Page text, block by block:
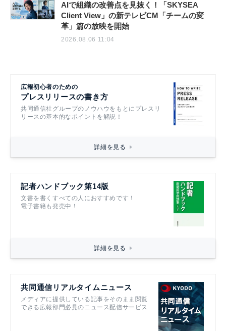
AIで組織の改善点を見抜く！「SKYSEA
Client View」の新テレビCM「チームの変
革」篇の放映を開始
2026.08.06 11:04
広報初心者のための
プレスリリースの書き方
共同通信社グループのノウハウをもとにプレスリ
リースの基本的なポイントを解説！
詳細を見る
記者ハンドブック第14版
文書を書くすべての人におすすめです！
電子書籍も発売中！
詳細を見る
共同通信リアルタイムニュース
メディアに提供している記事をそのまま閲覧
できる広報部門必見のニュース配信サービス